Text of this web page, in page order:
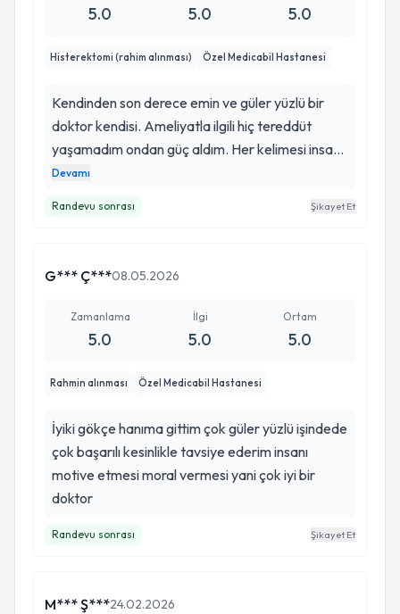
arayan hekim görmedim genelde asistanları arar
🦋iyiki yolumuz kesişti ben suan çevremdeki
devam edicem inanın huzursuz olmadan bir
hekimle görüşmek çok güzelmiş 🫶
iyi ki Gökçe hanım. Kendisine buradan sonsuz
5.0 5.0 5.0
Histerektomi (rahim alınması) Özel Medicabil Hastanesi
Kendinden son derece emin ve güler yüzlü bir
doktor kendisi. Ameliyatla ilgili hiç tereddüt
yaşamadım ondan güç aldım. Her kelimesi insana
güven aşılıyor resmen. Bugün kendisinede
Devamı
Randevu sonrası Şikayet Et
G*** Ç***08.05.2026
Zamanlama
5.0
İlgi
5.0
Ortam
5.0
Rahmin alınması Özel Medicabil Hastanesi
İyiki gökçe hanıma gittim çok güler yüzlü işindede
çok başarılı kesinlikle tavsiye ederim insanı
motive etmesi moral vermesi yani çok iyi bir
doktor
Randevu sonrası Şikayet Et
M*** Ş***24.02.2026